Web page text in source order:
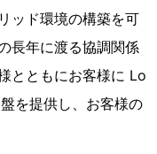
ッド環境の構築を可
長年に渡る協調関係
とともにお客様に Lo
を提供し、お客様の